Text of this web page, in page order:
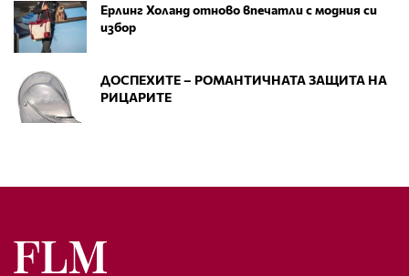
Ерлинг Холанд отново впечатли с модния си
избор
ДОСПЕХИТЕ – РОМАНТИЧНАТА ЗАЩИТА НА
РИЦАРИТЕ